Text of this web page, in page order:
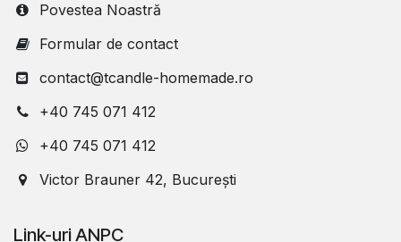
Povestea Noastră
Formular de contact
contact@tcandle-homemade.ro
+40 745 071 412
+40 745 071 412
Victor Brauner 42, București
Link-uri ANPC